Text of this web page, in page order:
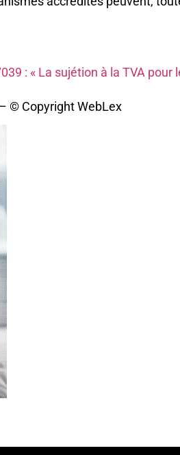
: « La sujétion à la TVA
– © Copyright WebLex